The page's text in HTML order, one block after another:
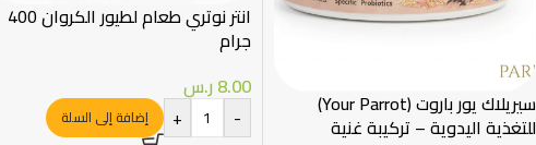
سيريلاك يور باروت (Your Parrot)
للتغذية اليدوية – تركيبة غنية
انتر نوتري طعام لطيور الكروان 400
جرام
8.00ر.س
-
+ إضافة إلى السلة